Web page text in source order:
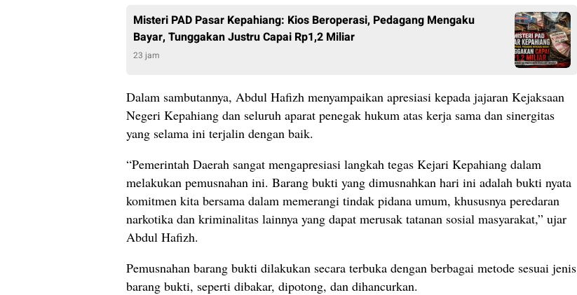
Misteri PAD Pasar Kepahiang: Kios Beroperasi, Pedagang Mengaku
Bayar, Tunggakan Justru Capai Rp1,2 Miliar
23 jam
Dalam sambutannya, Abdul Hafizh menyampaikan apresiasi kepada jajaran Kejaksaan
Negeri Kepahiang dan seluruh aparat penegak hukum atas kerja sama dan sinergitas
yang selama ini terjalin dengan baik.
“Pemerintah Daerah sangat mengapresiasi langkah tegas Kejari Kepahiang dalam
melakukan pemusnahan ini. Barang bukti yang dimusnahkan hari ini adalah bukti nyata
komitmen kita bersama dalam memerangi tindak pidana umum, khususnya peredaran
narkotika dan kriminalitas lainnya yang dapat merusak tatanan sosial masyarakat,” ujar
Abdul Hafizh.
Pemusnahan barang bukti dilakukan secara terbuka dengan berbagai metode sesuai jenis
barang bukti, seperti dibakar, dipotong, dan dihancurkan.